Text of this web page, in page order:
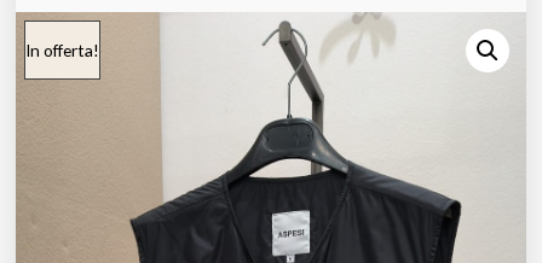
In offerta!